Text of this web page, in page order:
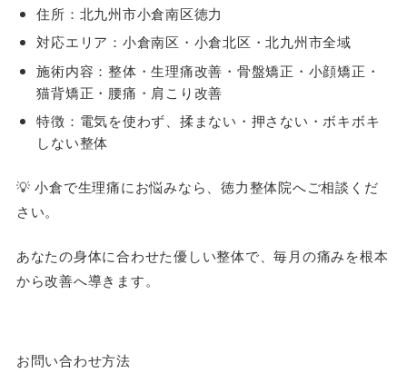
住所：北九州市小倉南区徳力
対応エリア：小倉南区・小倉北区・北九州市全域
施術内容：整体・生理痛改善・骨盤矯正・小顔矯正・
猫背矯正・腰痛・肩こり改善
特徴：電気を使わず、揉まない・押さない・ボキボキ
しない整体
💡 小倉で生理痛にお悩みなら、徳力整体院へご相談くだ
さい。
あなたの身体に合わせた優しい整体で、毎月の痛みを根本
から改善へ導きます。
お問い合わせ方法